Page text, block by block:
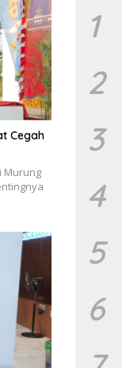
Cegah
Murung
1
2
3
4
5
6